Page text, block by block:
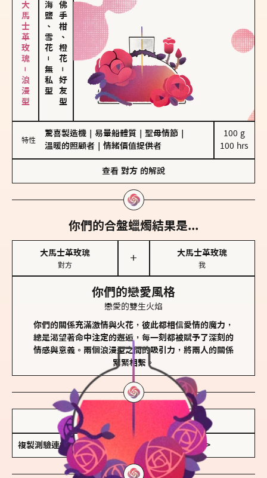
大馬士革玫瑰－浪漫型 海鹽、雪花
－
無私型
佛手柑、橙花
－
好友型
特性
驚喜製造機 易暈船體質 聖母情節
溫暖的照顧者
情緒價值提供者
100 g
100 hrs
查看 對方 的解說
你們的合盤蠟燭結果是...
大馬士革玫瑰
對方
＋
大馬士革玫瑰
我
你們的戀愛風格
戀愛的雙生火焰
你們的關係充滿激情與火花，彼此都相信愛情的魔力，
總是渴望著命中注定的邂逅，每一刻都被賦予了深刻的
情感與意義。兩個浪漫型之間的吸引力，將兩人的關係
緊緊相繫。
儲存我的結果圖
複製測驗連結 查看香氛類型全解析 >>>